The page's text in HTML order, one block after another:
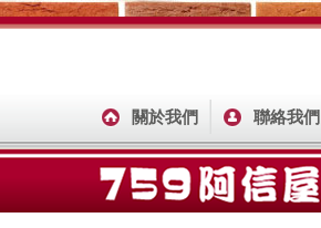
關於我們 聯絡我們